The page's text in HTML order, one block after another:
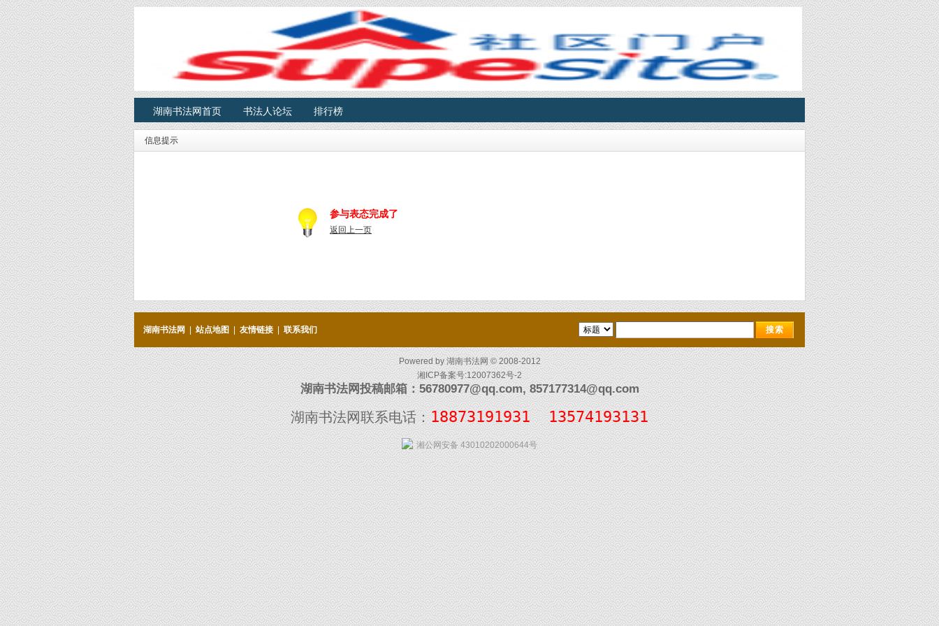
湖南书法网首页 书法人论坛 排行榜
信息提示
参与表态完成了
返回上一页
湖南书法网 站点地图 友情链接 联系我们
Powered by 湖南书法网 © 2008-2012
湘ICP备案号:12007362号-2
湖南书法网投稿邮箱：56780977@qq.com, 857177314@qq.com
湖南书法网联系电话： 18873191931  13574193131
湘公网安备 43010202000644号